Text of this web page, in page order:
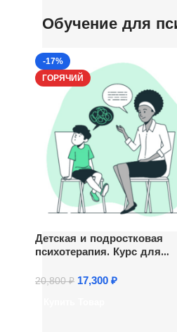
Обучение для
-17%
ГОРЯЧИЙ
Детская и подростковая
психотерапия. Курс для
20,800₽ 17,300 ₽